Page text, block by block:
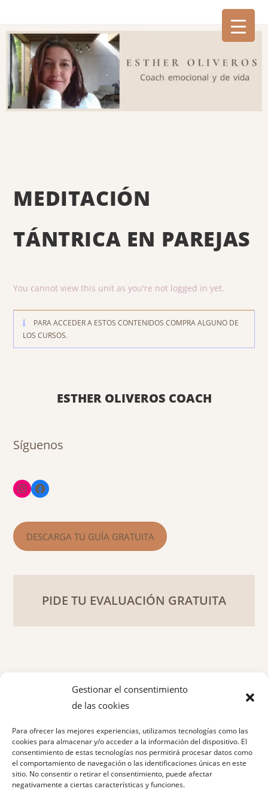
Gestionar el consentimiento
de las cookies
Para ofrecer las mejores experiencias, utilizamos tecnologías como las
cookies para almacenar y/o acceder a la información del dispositivo. El
consentimiento de estas tecnologías nos permitirá procesar datos como
el comportamiento de navegación o las identificaciones únicas en este
sitio. No consentir o retirar el consentimiento, puede afectar
negativamente a ciertas características y funciones.
MEDITACIÓN
TÁNTRICA EN PAREJAS
You cannot view this unit as you're not logged in yet.
PARA ACCEDER A ESTOS CONTENIDOS COMPRA ALGUNO DE
LOS CURSOS.
ESTHER OLIVEROS COACH
Síguenos
DESCARGA TU GUÍA GRATUITA
PIDE TU EVALUACIÓN GRATUITA
Política de privacidad
Aviso legal
Política de cookies